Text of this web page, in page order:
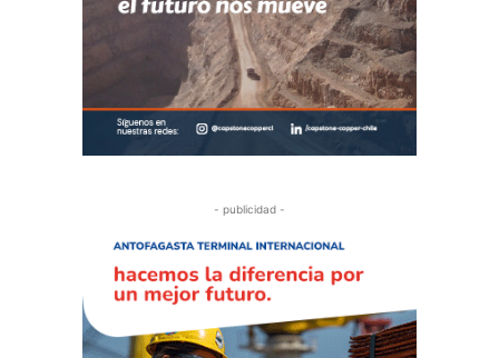
- publicidad -